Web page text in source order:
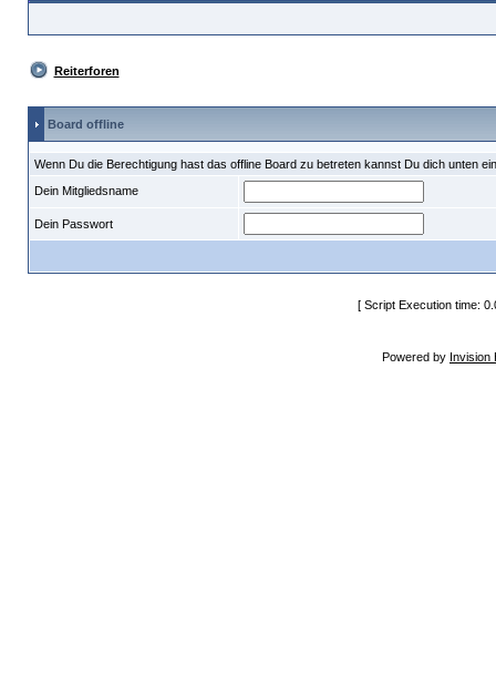
Reiterforen
Board offline
Wenn Du die Berechtigung hast das offline Board zu betreten kannst Du dich unten
Dein Mitgliedsname
Dein Passwort
[ Script Execution time:
Powered by Invision